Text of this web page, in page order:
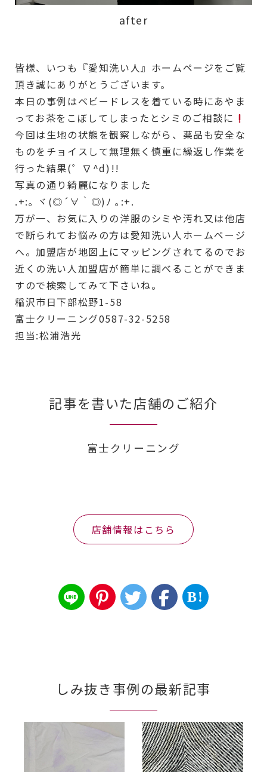
after
皆様、いつも『愛知洗い人』ホームページをご覧
頂き誠にありがとうございます。
本日の事例はベビードレスを着ている時にあやま
ってお茶をこぼしてしまったとシミのご相談に
️今回は生地の状態を観察しながら、薬品も安全な
ものをチョイスして無理無く慎重に繰返し作業を
行った結果(゜∇^d)!!
写真の通り綺麗になりました
.+:｡ ヾ(◎´∀｀◎)ﾉ ｡:+.
万が一、お気に入りの洋服のシミや汚れ又は他店
で断られてお悩みの方は愛知洗い人ホームページ
へ。加盟店が地図上にマッピングされてるのでお
近くの洗い人加盟店が簡単に調べることができま
すので検索してみて下さいね。
稲沢市日下部松野1-58
富士クリーニング0587-32-5258
担当:松浦浩光
記事を書いた店舗のご紹介
富士クリーニング
店舗情報はこちら
B!
しみ抜き事例の最新記事